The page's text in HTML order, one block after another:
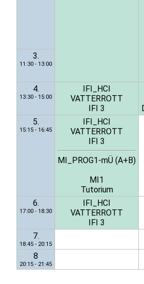
3.
11:30 - 13:00
4.
13:30 - 15:00
IFI_HCI
VATTERROTT
IFI 3
5.
15:15 - 16:45
IFI_HCI
VATTERROTT
IFI 3
MI_PROG1-mÜ (A+B)
MI1
Tutorium
6.
17:00 - 18:30
IFI_HCI
VATTERROTT
IFI 3
7.
18:45 - 20:15
8
20:15 - 21:45